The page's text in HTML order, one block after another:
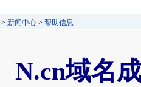
> 新闻中心 > 帮助信息
N.cn域名